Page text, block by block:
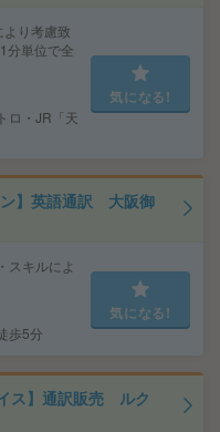
り考慮致
分単位で全
ロ・JR「天
気になる!
】英語通訳 大阪御
キルによ
歩5分
気になる!
ス】通訳販売 ルク